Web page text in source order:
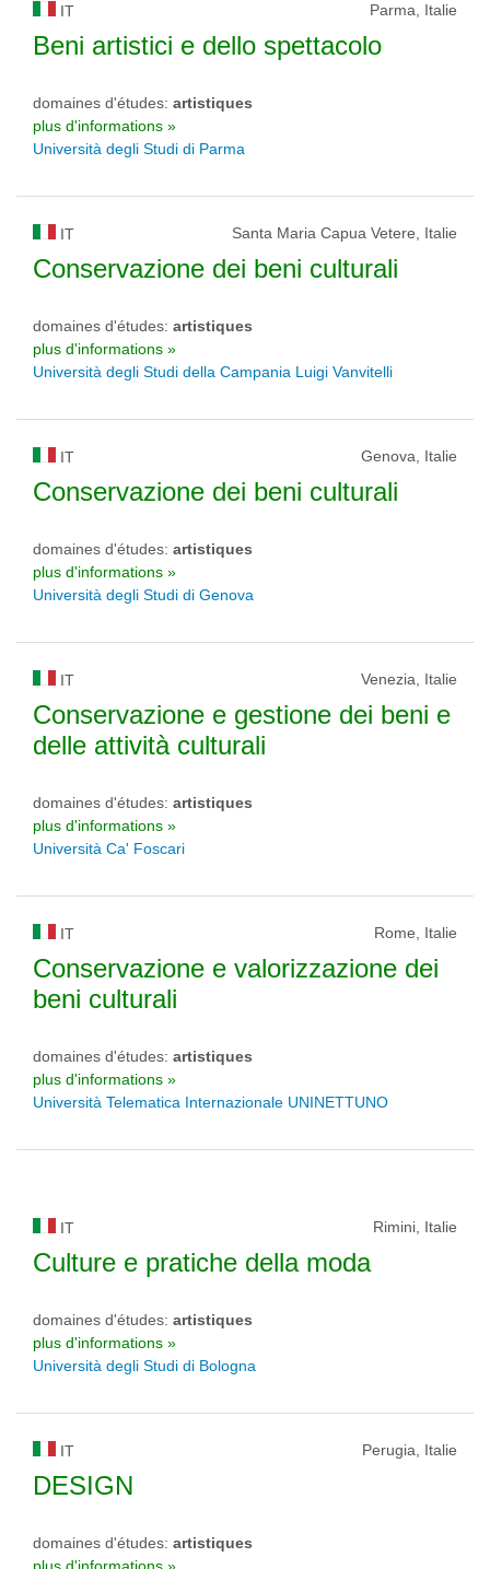
IT Parma, Italie
Beni artistici e dello spettacolo
domaines d'études: artistiques
plus d'informations »
Università degli Studi di Parma
IT Santa Maria Capua Vetere, Italie
Conservazione dei beni culturali
domaines d'études: artistiques
plus d'informations »
Università degli Studi della Campania Luigi Vanvitelli
IT Genova, Italie
Conservazione dei beni culturali
domaines d'études: artistiques
plus d'informations »
Università degli Studi di Genova
IT Venezia, Italie
Conservazione e gestione dei beni e
delle attività culturali
domaines d'études: artistiques
plus d'informations »
Università Ca' Foscari
IT Rome, Italie
Conservazione e valorizzazione dei
beni culturali
domaines d'études: artistiques
plus d'informations »
Università Telematica Internazionale UNINETTUNO
IT Rimini, Italie
Culture e pratiche della moda
domaines d'études: artistiques
plus d'informations »
Università degli Studi di Bologna
IT Perugia, Italie
DESIGN
domaines d'études: artistiques